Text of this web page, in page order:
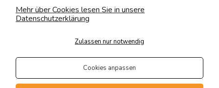
4.6
Transportarten
Mehr über Cookies lesen Sie in unsere
Datenschutzerklärung
Zulassen nur notwendig
Cookies anpassen